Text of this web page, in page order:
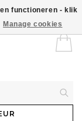
functioneren - klik
Manage cookies